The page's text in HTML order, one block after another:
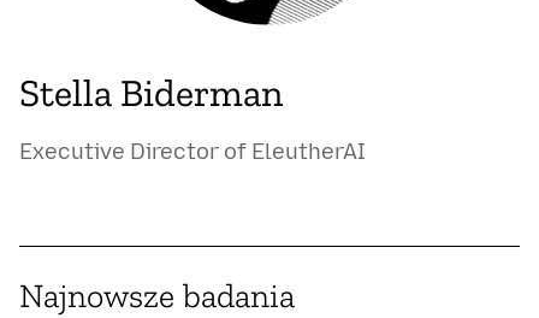
Stella Biderman
Executive Director of EleutherAI
Najnowsze badania